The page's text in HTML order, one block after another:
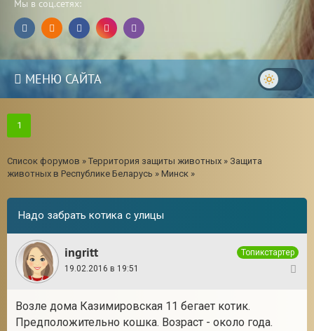
Мы в соц.сетях:
МЕНЮ САЙТА
1
Список форумов » Территория защиты животных » Защита
животных в Республике Беларусь » Минск »
Надо забрать котика с улицы
ingritt
Топикстартер
19.02.2016 в 19:51
Возле дома Казимировская 11 бегает котик.
Предположительно кошка. Возраст - около года.